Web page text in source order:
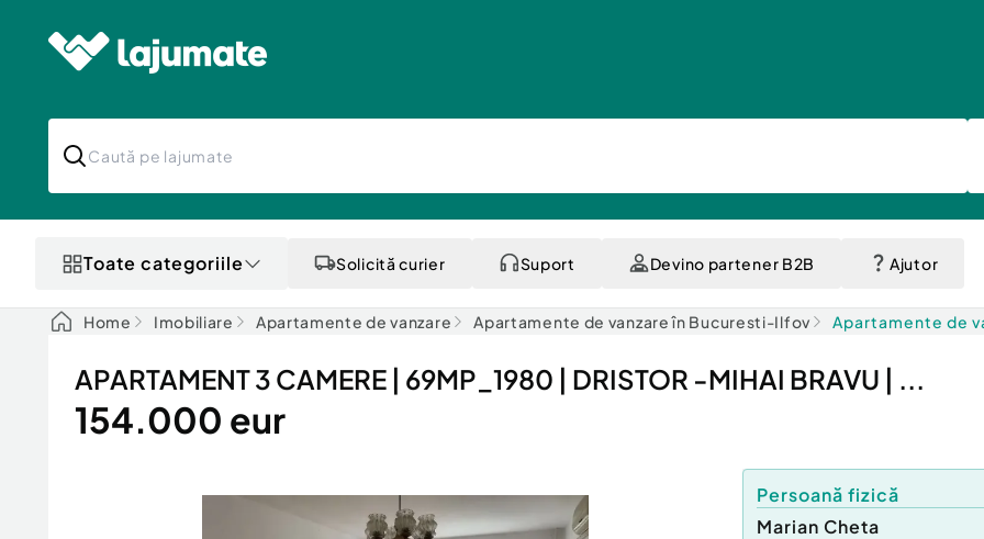
Toate categoriile Solicită curier Suport Devino partener B2B Ajutor
Home Imobiliare Apartamente de vanzare Apartamente de vanzare în Bucuresti-Ilfov Apartamente de
APARTAMENT 3 CAMERE | 69MP_1980 | DRISTOR -MIHAI BRAVU | ...
154.000 eur
Persoană fizică
Marian Cheta